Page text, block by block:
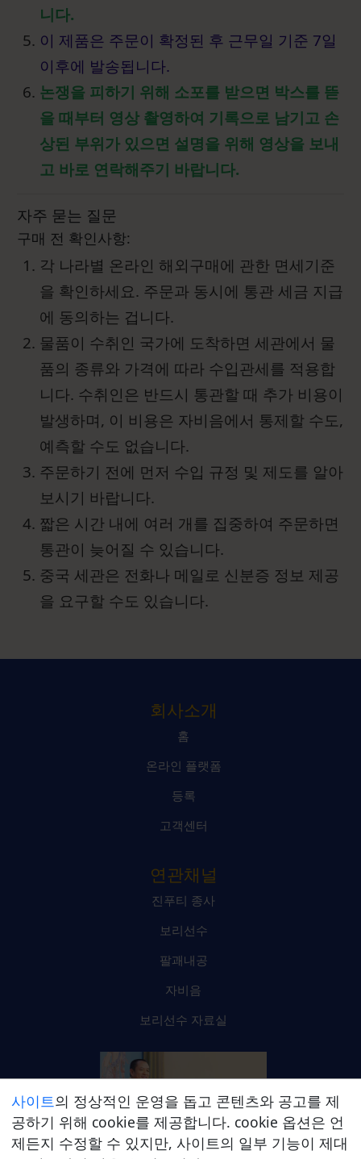
니다.
이 제품은 주문이 확정된 후 근무일 기준 7일
이후에 발송됩니다.
논쟁을 피하기 위해 소포를 받으면 박스를 뜯
을 때부터 영상 촬영하여 기록으로 남기고 손
상된 부위가 있으면 설명을 위해 영상을 보내
고 바로 연락해주기 바랍니다.
자주 묻는 질문
구매 전 확인사항:
각 나라별 온라인 해외구매에 관한 면세기준
을 확인하세요. 주문과 동시에 통관 세금 지급
에 동의하는 겁니다.
물품이 수취인 국가에 도착하면 세관에서 물
품의 종류와 가격에 따라 수입관세를 적용합
니다. 수취인은 반드시 통관할 때 추가 비용이
발생하며, 이 비용은 자비음에서 통제할 수도,
예측할 수도 없습니다.
주문하기 전에 먼저 수입 규정 및 제도를 알아
보시기 바랍니다.
짧은 시간 내에 여러 개를 집중하여 주문하면
통관이 늦어질 수 있습니다.
중국 세관은 전화나 메일로 신분증 정보 제공
을 요구할 수도 있습니다.
회사소개
홈
온라인 플랫폼
등록
고객센터
연관채널
진푸티 종사
보리선수
팔괘내공
자비음
보리선수 자료실
사이트의 정상적인 운영을 돕고 콘텐츠와 공고를 제
공하기 위해 cookie를 제공합니다. cookie 옵션은 언
제든지 수정할 수 있지만, 사이트의 일부 기능이 제대